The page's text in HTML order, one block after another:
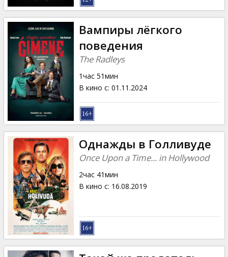
Вампиры лёгкого
поведения
The Radleys
1час 51мин
В кино с: 01.11.2024
Однажды в Голливуде
Once Upon a Time... in Hollywood
2час 41мин
В кино с: 16.08.2019